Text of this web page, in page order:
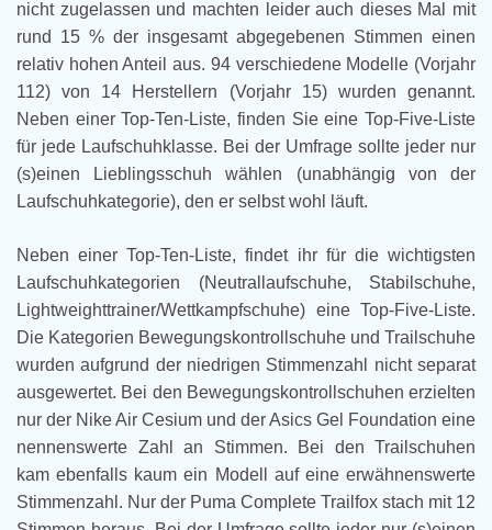
nicht zugelassen und machten leider auch dieses Mal mit
rund 15 % der insgesamt abgegebenen Stimmen einen
relativ hohen Anteil aus. 94 verschiedene Modelle (Vorjahr
112) von 14 Herstellern (Vorjahr 15) wurden genannt.
Neben einer Top-Ten-Liste, finden Sie eine Top-Five-Liste
für jede Laufschuhklasse. Bei der Umfrage sollte jeder nur
(s)einen Lieblingsschuh wählen (unabhängig von der
Laufschuhkategorie), den er selbst wohl läuft.
Neben einer Top-Ten-Liste, findet ihr für die wichtigsten
Laufschuhkategorien (Neutrallaufschuhe, Stabilschuhe,
Lightweighttrainer/Wettkampfschuhe) eine Top-Five-Liste.
Die Kategorien Bewegungskontrollschuhe und Trailschuhe
wurden aufgrund der niedrigen Stimmenzahl nicht separat
ausgewertet. Bei den Bewegungskontrollschuhen erzielten
nur der Nike Air Cesium und der Asics Gel Foundation eine
nennenswerte Zahl an Stimmen. Bei den Trailschuhen
kam ebenfalls kaum ein Modell auf eine erwähnenswerte
Stimmenzahl. Nur der Puma Complete Trailfox stach mit 12